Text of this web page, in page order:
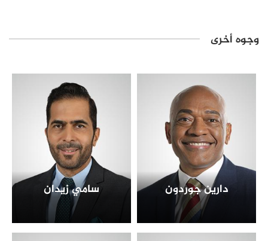
وجوه أخرى
سامي زيدان دارين جوردون